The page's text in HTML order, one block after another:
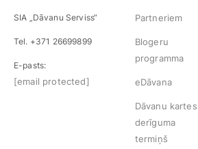
SIA „Dāvanu Serviss“
Tel. +371 26699899
E-pasts:
[email protected]
Partneriem
Blogeru
programma
eDāvana
Dāvanu kartes
derīguma
termiņš